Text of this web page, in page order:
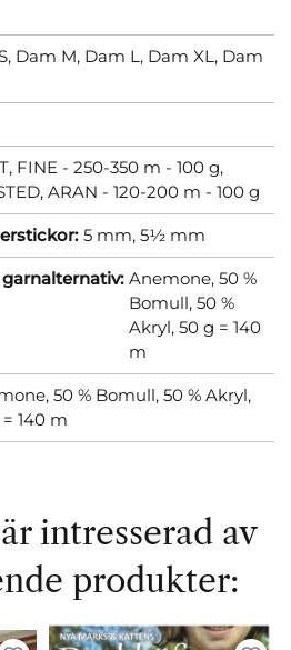
Dam M, Dam L, Dam XL, Dam
FINE - 250-350 m - 100 g,
ARAN - 120-200 m - 100 g
5 mm, 5½ mm
Anemone, 50 %
Bomull, 50 %
Akryl, 50 g = 140
m
50 % Bomull, 50 % Akryl,
140 m
intresserad av
produkter: